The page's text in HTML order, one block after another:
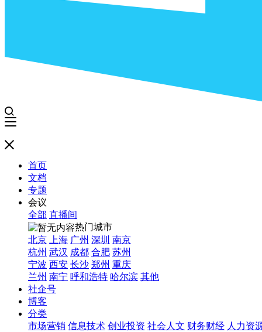
首页
文档
专题
会议
全部 直播间
热门城市
北京
上海 广州 深圳 南京
杭州 武汉 成都 合肥 苏州
宁波 西安 长沙 郑州 重庆
兰州 南宁 呼和浩特 哈尔滨 其他
社企号
博客
分类
市场营销 信息技术 创业投资 社会人文 财务财经 人力资